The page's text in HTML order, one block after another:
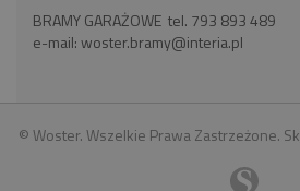
BRAMY GARAŻOWE tel. 793 893 489
e-mail:woster.bramy@interia.pl
© Woster. Wszelkie Prawa Zastrzeżone.